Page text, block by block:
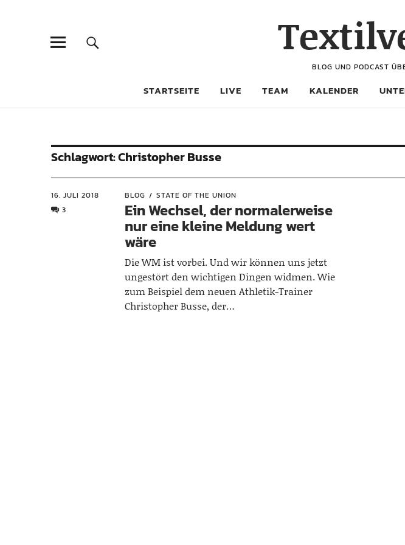
BLOG UND PODCAST
STARTSEITE LIVE TEAM KALENDER
Schlagwort:Christopher Busse
16. JULI 2018
3
BLOG STATE OF THE UNION
Ein Wechsel, der normalerweise
nur eine kleine Meldung wert
wäre
Die WM ist vorbei. Und wir können uns jetzt
ungestört den wichtigen Dingen widmen. Wie
zum Beispiel dem neuen Athletik-Trainer
Christopher Busse, der…